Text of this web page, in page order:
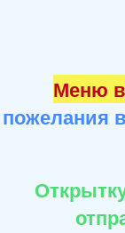
Меню
пожелания